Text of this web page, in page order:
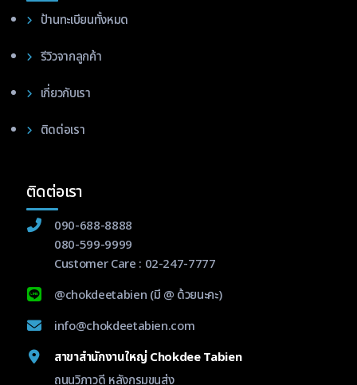
ป้านทะเบียนทั้งหมด
รีวิวจากลูกค้า
เกี่ยวกับเรา
ติดต่อเรา
ติดต่อเรา
090-688-8888
080-599-9999
Customer Care : 02-247-7777
@chokdeetabien (มี @ ด้วยนะคะ)
info@chokdeetabien.com
สาขาสำนักงานใหญ่ Chokdee Tabien
ถนนวิภาวดี หลังกรมขนส่ง